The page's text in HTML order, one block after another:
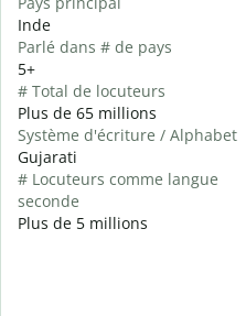
Inde
Parlé dans # de pays
5+
# Total de locuteurs
Plus de 65 millions
Système d'écriture / Alphabet
Gujarati
# Locuteurs comme langue
seconde
Plus de 5 millions